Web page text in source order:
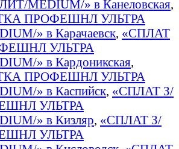
MEDIUM/» в Канеловская,
ПРОФЕШНЛ УЛЬТРА
» в Карачаевск, «СПЛАТ
УЛЬТРА
» в Кардоникская,
ПРОФЕШНЛ УЛЬТРА
» в Каспийск, «СПЛАТ З/
УЛЬТРА
» в Кизляр, «СПЛАТ З/
УЛЬТРА